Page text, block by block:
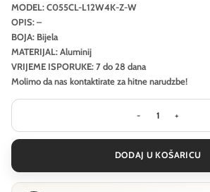
MODEL: C055CL-L12W4K-Z-W
OPIS: –
BOJA: Bijela
MATERIJAL: Aluminij
VRIJEME ISPORUKE: 7 do 28 dana
Molimo da nas kontaktirate za hitne narudzbe!
Stropna
DODAJ U KOŠARICU